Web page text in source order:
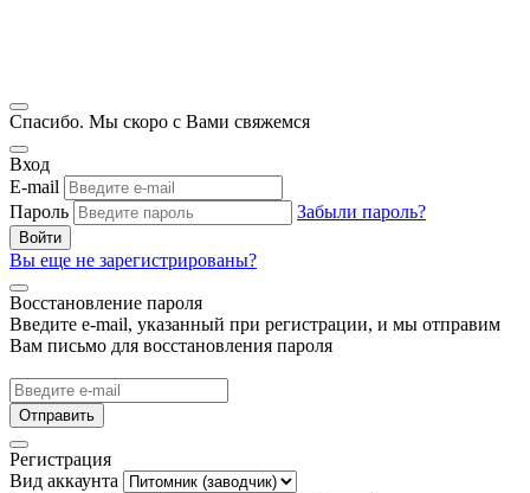
Спасибо. Мы скоро с Вами свяжемся
Вход
E-mail
Пароль
Забыли пароль?
Войти
Вы еще не зарегистрированы?
Восстановление пароля
Введите e-mail, указанный при регистрации, и мы отправим
Вам письмо для восстановления пароля
Отправить
Регистрация
Вид аккаунта